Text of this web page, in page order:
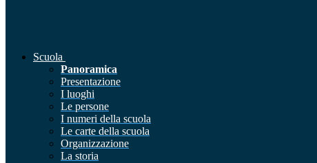
Scuola
Panoramica
Presentazione
I luoghi
Le persone
I numeri della scuola
Le carte della scuola
Organizzazione
La storia